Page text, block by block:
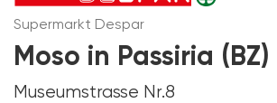
Supermarkt Despar
Moso in Passiria (BZ)
Museumstrasse Nr.8